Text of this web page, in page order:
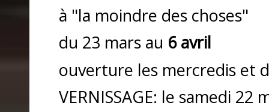
à "la moindre des choses"
du 23 mars au 6 avril
ouverture les mercredis et
VERNISSAGE: le samedi 22